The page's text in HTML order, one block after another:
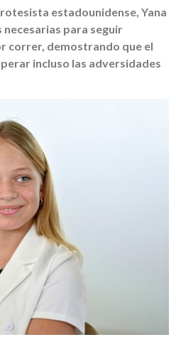
estadounidense, Yana
para seguir
correr, demostrando que el
incluso las adversidades